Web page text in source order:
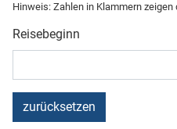
Hinweis: Zahlen in Klammern zeigen
Reisebeginn
zurücksetzen